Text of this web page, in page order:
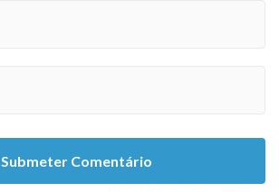
Submeter Comentário